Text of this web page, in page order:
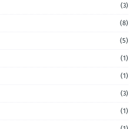
(3)
(8)
(5)
(1)
(1)
(3)
(1)